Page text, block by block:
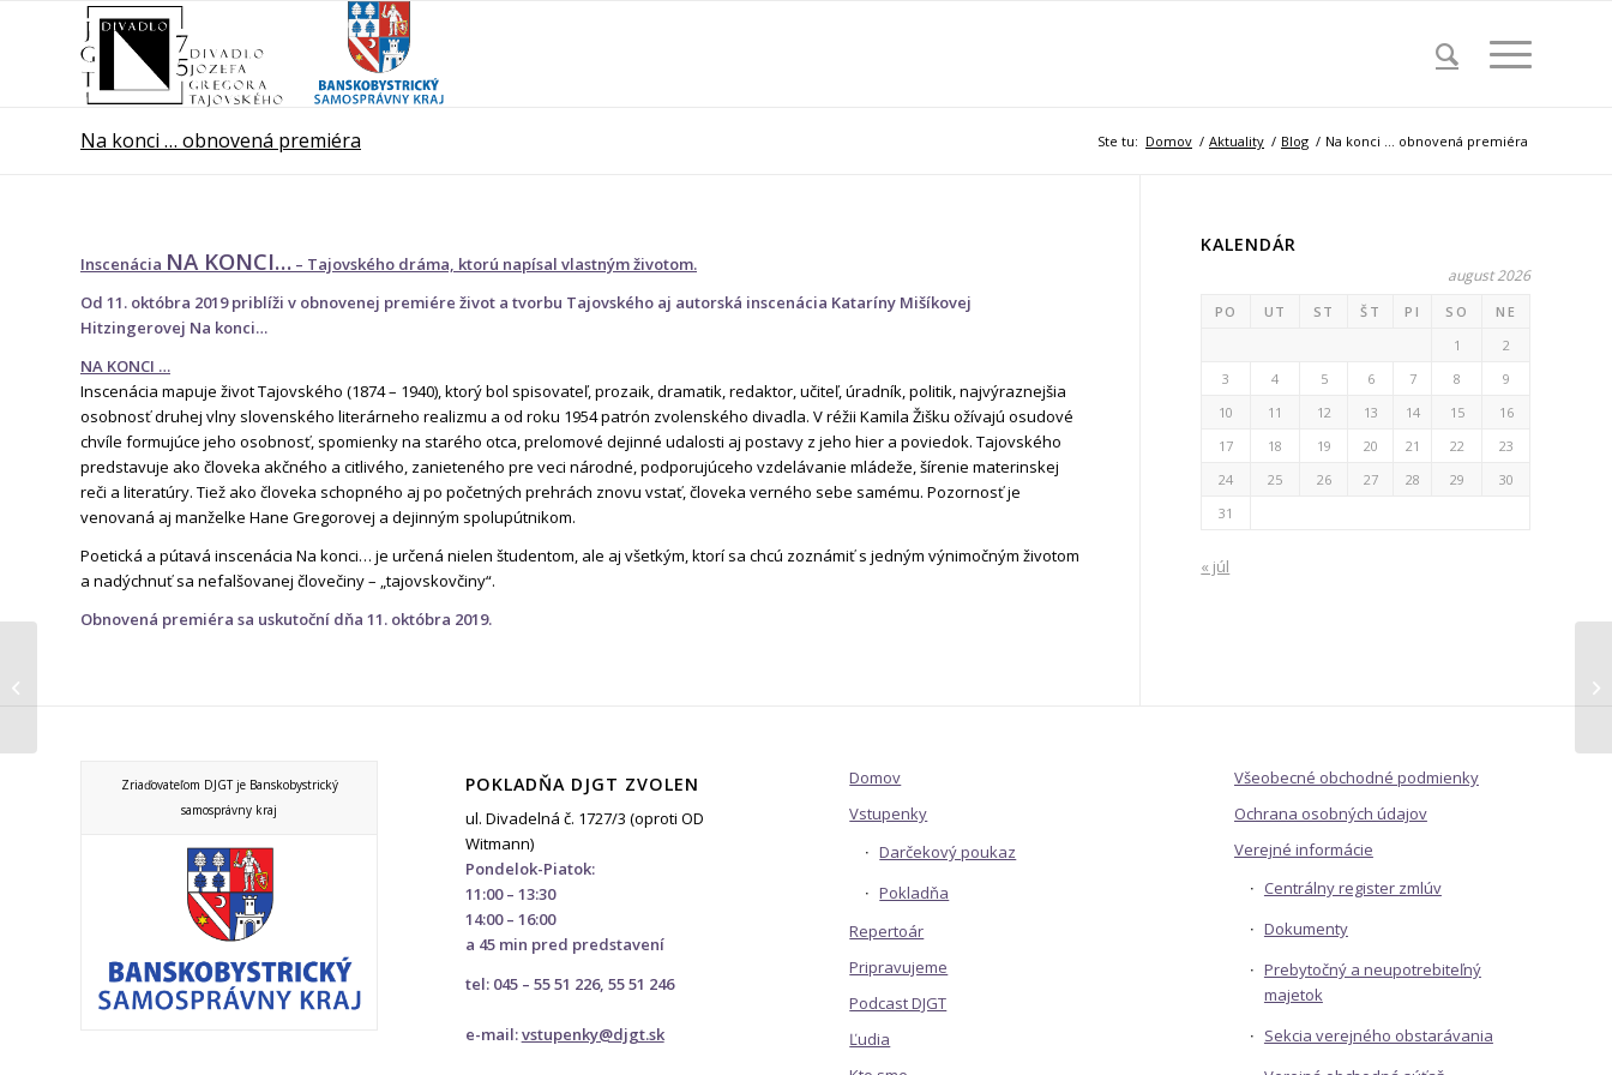
Na konci … obnovená premiéra Ste tu: Domov / Aktuality / Blog / Na konci … obnovená premiéra
Inscenácia NA KONCI… – Tajovského dráma, ktorú napísal vlastným životom.
Od 11. októbra 2019 priblíži v obnovenej premiére život a tvorbu Tajovského aj autorská inscenácia Kataríny Mišíkovej
Hitzingerovej Na konci…
NA KONCI …
Inscenácia mapuje život Tajovského (1874 – 1940), ktorý bol spisovateľ, prozaik, dramatik, redaktor, učiteľ, úradník, politik, najvýraznejšia
osobnosť druhej vlny slovenského literárneho realizmu a od roku 1954 patrón zvolenského divadla. V réžii Kamila Žišku ožívajú osudové
chvíle formujúce jeho osobnosť, spomienky na starého otca, prelomové dejinné udalosti aj postavy z jeho hier a poviedok. Tajovského
predstavuje ako človeka akčného a citlivého, zanieteného pre veci národné, podporujúceho vzdelávanie mládeže, šírenie materinskej
reči a literatúry. Tiež ako človeka schopného aj po početných prehrách znovu vstať, človeka verného sebe samému. Pozornosť je
venovaná aj manželke Hane Gregorovej a dejinným spolupútnikom.
Poetická a pútavá inscenácia Na konci… je určená nielen študentom, ale aj všetkým, ktorí sa chcú zoznámiť s jedným výnimočným životom
a nadýchnuť sa nefalšovanej človečiny – „tajovskovčiny“.
Obnovená premiéra sa uskutoční dňa 11. októbra 2019.
KALENDÁR
august 2026
PO UT ST ŠT PI SO
NE
1
2
3
4 5 6 7 8
9
10
11 12 13 14 15
16
17
18 19 20 21 22
23
24
25 26 27 28 29
30
31
« júl
Zriaďovateľom DJGT je Banskobystrický
samosprávny kraj
POKLADŇA DJGT ZVOLEN
ul. Divadelná č. 1727/3 (oproti OD
Witmann)
Pondelok-Piatok:
11:00 – 13:30
14:00 – 16:00
a 45 min pred predstavení
tel: 045 – 55 51 226, 55 51 246
e-mail:vstupenky@djgt.sk
Domov
Vstupenky
Darčekový poukaz
Pokladňa
Repertoár
Pripravujeme
Podcast DJGT
Ľudia
Všeobecné obchodné podmienky
Ochrana osobných údajov
Verejné informácie
Centrálny register zmlúv
Dokumenty
Prebytočný a neupotrebiteľný
majetok
Sekcia verejného obstarávania